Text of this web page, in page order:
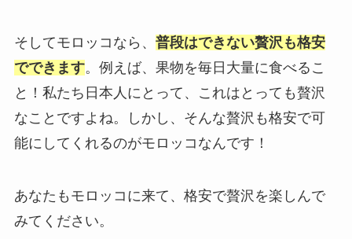
そしてモロッコなら、 普段はできない贅沢 も格安
でできます。例えば、果物を毎日大量に食べるこ
と！私たち日本人にとって、これはとっても贅沢
なことですよね。しかし、そんな贅沢も格安で可
能にしてくれるのがモロッコなんです！
あなたもモロッコに来て、格安で贅沢を楽しんで
みてください。